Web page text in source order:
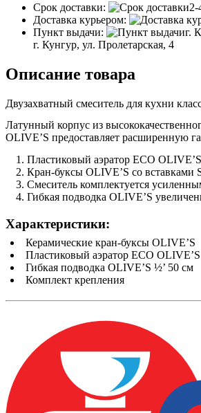
Срок доставки:
2-
Доставка курьером:
Пункт выдачи:
г.
г. Кунгур, ул. Пролетарская, 4
Описание товара
Двузахватный смеситель для кухни
Латунный корпус из
OLIVE’S предоставляет расширенную
Пластиковый аэратор ECO
Кран-буксы OLIVE’S со вставками
Смеситель комплектуется
Гибкая подводка OLIVE’S
Характеристики:
Керамические кран-буксы OLIVE’S
Пластиковый аэратор ECO OLIVE’S
Гибкая подводка OLIVE’S ½’ 50 см
Комплект крепления